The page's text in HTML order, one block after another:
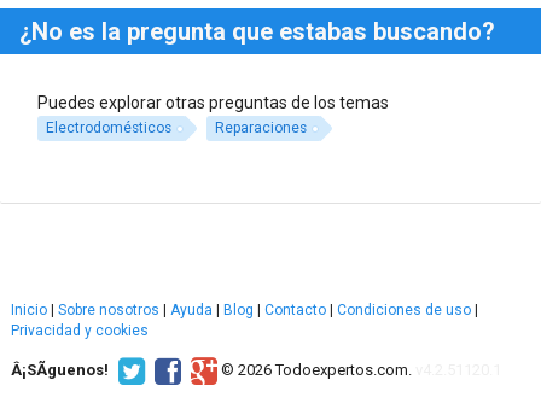
¿No es la pregunta que estabas buscando?
Puedes explorar otras preguntas de los temas
Electrodomésticos Reparaciones
Inicio | Sobre nosotros | Ayuda | Blog | Contacto | Condiciones de uso |
Privacidad y cookies
Â¡SÃ­guenos! © 2026 Todoexpertos.com.